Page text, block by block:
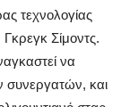
τεχνολογίας
Σίμοντς.
να
συνεργατών, και